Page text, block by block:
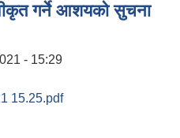
गर्ने आशयको सुचना
- 15:29
15.25.pdf